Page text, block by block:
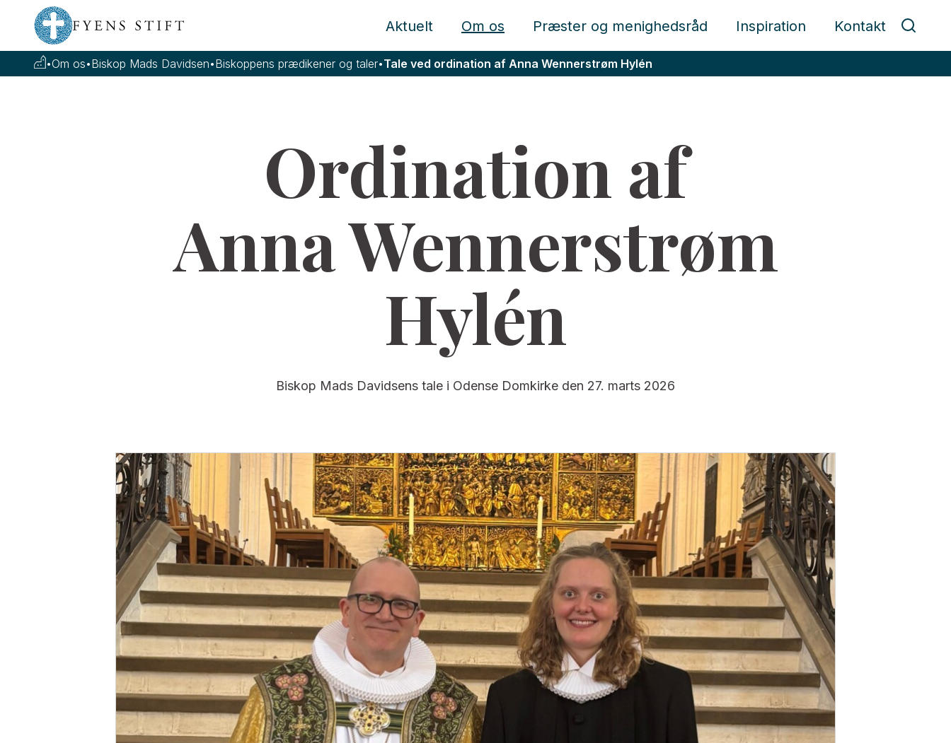
Aktuelt Om os Præster og menighedsråd Inspiration Kontakt
•Om os•Biskop Mads Davidsen•Biskoppens prædikener og taler•Tale ved ordination af Anna Wennerstrøm Hylén
Ordination af
Anna Wennerstrøm
Hylén
Biskop Mads Davidsens tale i Odense Domkirke den 27. marts 2026